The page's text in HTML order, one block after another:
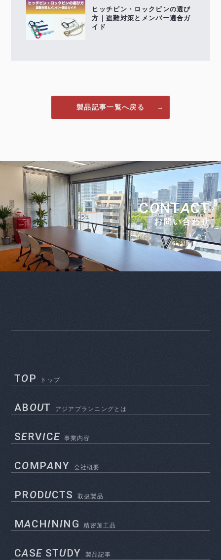
ヒッチピン・ロックピンの選び
方｜盗難対策とメンバー適合ガ
イド
製品記事一覧へ戻る
CONTACT
お問い合わせ
TOP トップ
ABOUT アジアプランニングとは
SERVICE 事業内容
COMPANY 会社概要
PRODUCTS 取扱製品
MACHINING 精密加工品
CASESTUDY 製品記事